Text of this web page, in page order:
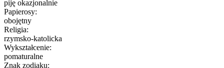
piję okazjonalnie
Papierosy:
obojętny
Religia:
rzymsko-katolicka
Wykształcenie:
pomaturalne
Znak zodiaku: